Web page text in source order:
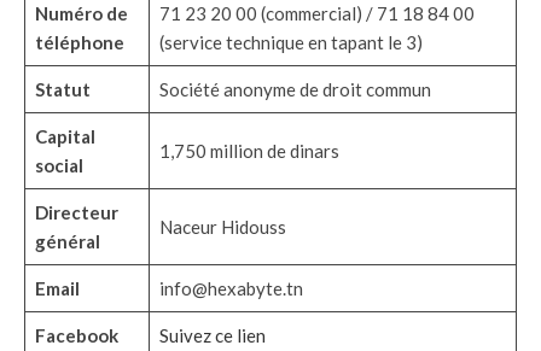
Numéro de
téléphone
71 23 20 00 (commercial) / 71 18 84 00
(service technique en tapant le 3)
Statut Société anonyme de droit commun
Capital
social
1,750 million de dinars
Directeur
général
Naceur Hidouss
Email info@hexabyte.tn
Facebook Suivez ce lien